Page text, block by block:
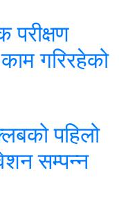
परीक्षण
गरिरहेको
पहिलो
सम्पन्न